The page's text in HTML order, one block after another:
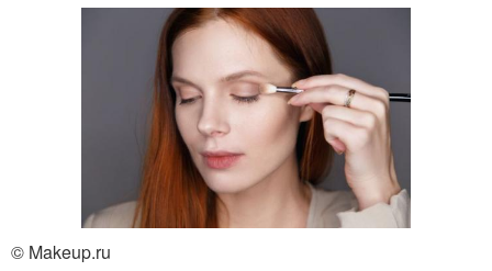
© Makeup.ru